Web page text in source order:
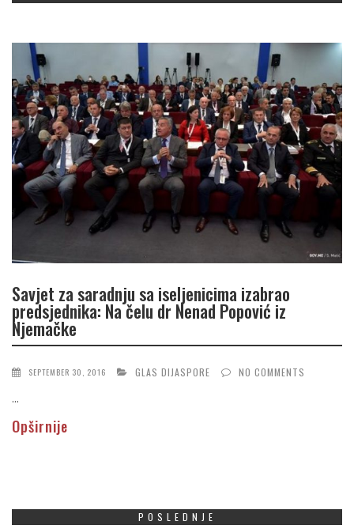
Savjet za saradnju sa iseljenicima izabrao
predsjednika: Na čelu dr Nenad Popović iz
Njemačke
SEPTEMBER 30, 2016 GLAS DIJASPORE NO COMMENTS
...
Opširnije
POSLEDNJE